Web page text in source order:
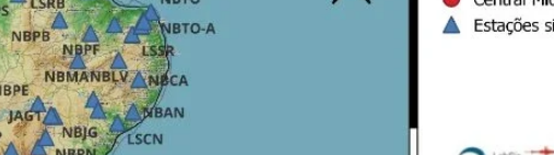
Fofocas Redes Sociais